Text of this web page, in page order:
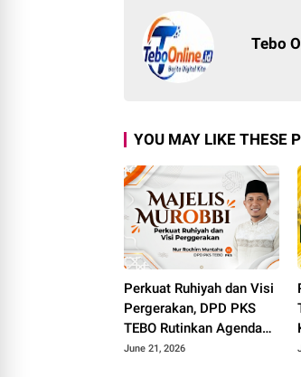
Tebo
YOU MAY LIKE THESE
Perkuat Ruhiyah dan Visi
Pergerakan, DPD PKS
TEBO Rutinkan Agenda
Majelis Murobbi
June 21, 2026